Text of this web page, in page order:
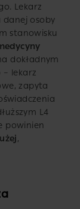
Lekarz
danej osoby
stanowisku
dokładnym
lekarz
zapyta
L4
powinien
,